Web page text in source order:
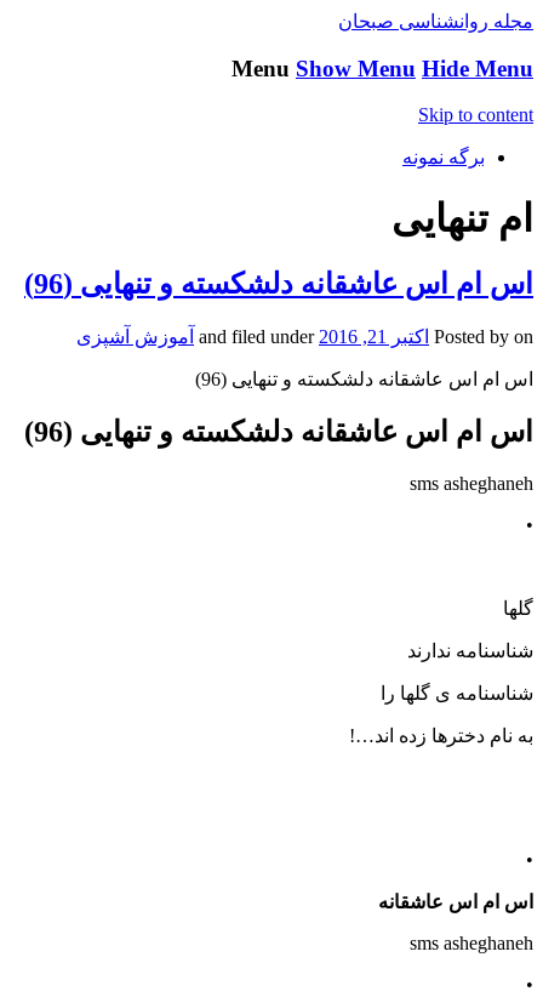
مجله روانشناسی صبحان
Menu Show Menu Hide Menu
Skip to content
برگه نمونه
ام تنهایی
اس ام اس عاشقانه دلشکسته و تنهایی (96)
Posted by on اکتبر 21, 2016 and filed under آموزش آشپزی
اس ام اس عاشقانه دلشکسته و تنهایی (96)
اس ام اس عاشقانه دلشکسته و تنهایی (96)
sms asheghaneh
•
گلها
شناسنامه ندارند
شناسنامه ی گلها را
به نام دخترها زده اند…!
•
اس ام اس عاشقانه
sms asheghaneh
•